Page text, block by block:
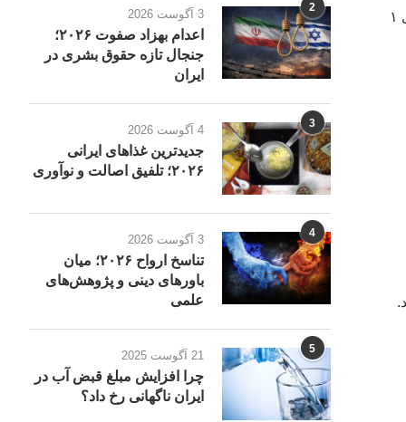
تصفیه آب به‌سادگی در ۲۰۲۶ اغلب از جوشاندن آغاز می‌شود؛ روشی که در بسیاری از خانه‌ها رایج است. رساندن آب به نقطه جوش برای ۱
2 3 آگوست 2026
اعدام بهزاد صفوت ۲۰۲۶؛
جنجال تازه حقوق بشری در
ایران
3 4 آگوست 2026
جدیدترین غذاهای ایرانی
۲۰۲۶؛ تلفیق اصالت و نوآوری
4 3 آگوست 2026
تناسخ ارواح ۲۰۲۶؛ میان
باورهای دینی و پژوهش‌های
علمی
5 21 آگوست 2025
چرا افزایش مبلغ قبض آب در
ایران ناگهانی رخ داد؟